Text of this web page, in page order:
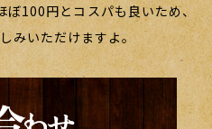
100円とコスパも良いため、
みいただけますよ。